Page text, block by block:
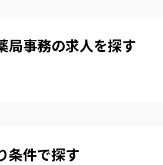
局事務の求人を探す
件で探す